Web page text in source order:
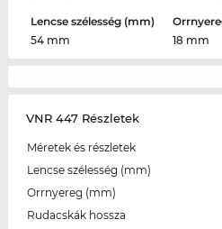
Lencse szélesség (mm)
54 mm
18 mm
VNR 447 Részletek
Méretek és részletek
Lencse szélesség (mm)
Orrnyereg (mm)
Rudacskák hossza